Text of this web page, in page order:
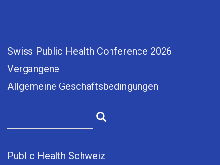
Swiss Public Health Conference 2026
Vergangene
Allgemeine Geschäftsbedingungen
Public Health Schweiz